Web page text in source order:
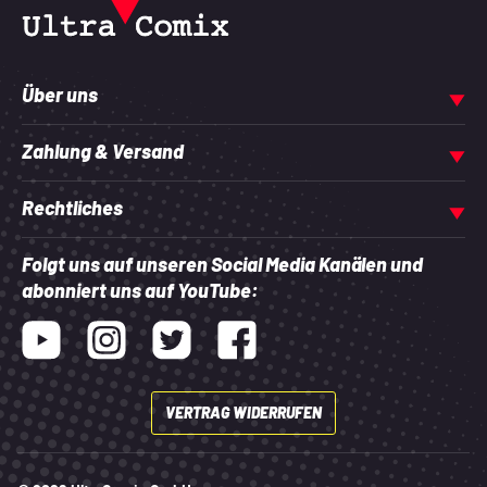
Über uns
Zahlung & Versand
Rechtliches
Folgt uns auf unseren Social Media Kanälen und
abonniert uns auf YouTube:
Youtube InstagramTwitter Facebook
VERTRAG WIDERRUFEN